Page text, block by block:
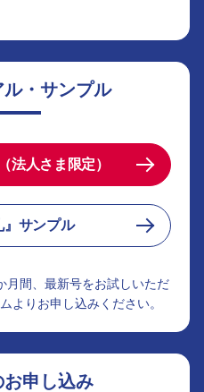
・サンプル
法人さま限定）
』サンプル
月間、最新号をお試しいただ
よりお申し込みください。
申し込み